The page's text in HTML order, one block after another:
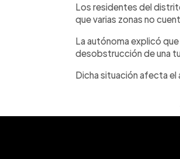
Los residentes del
que varias zonas no
La autónoma explicó
desobstrucción de una
Dicha situación afecta el